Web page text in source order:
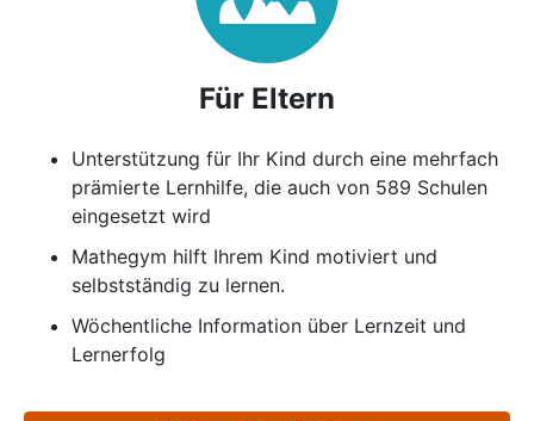
Für Eltern
Unterstützung für Ihr Kind durch eine mehrfach
prämierte Lernhilfe, die auch von 589 Schulen
eingesetzt wird
Mathegym hilft Ihrem Kind motiviert und
selbstständig zu lernen.
Wöchentliche Information über Lernzeit und
Lernerfolg